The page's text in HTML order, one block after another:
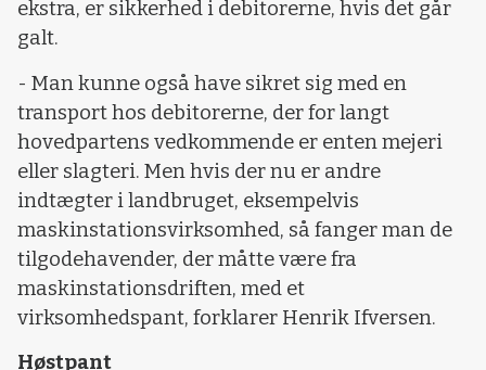
ekstra, er sikkerhed i debitorerne, hvis det går
galt.
- Man kunne også have sikret sig med en
transport hos debitorerne, der for langt
hovedpartens vedkommende er enten mejeri
eller slagteri. Men hvis der nu er andre
indtægter i landbruget, eksempelvis
maskinstationsvirksomhed, så fanger man de
tilgodehavender, der måtte være fra
maskinstationsdriften, med et
virksomhedspant, forklarer Henrik Ifversen.
Høstpant